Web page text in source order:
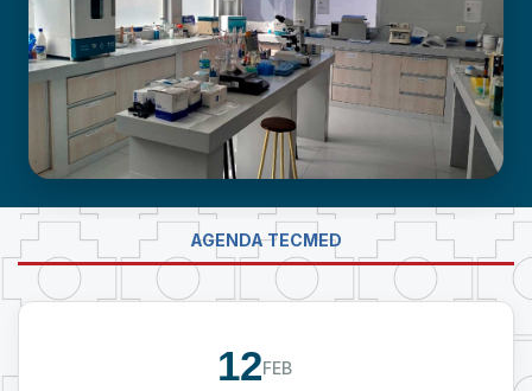
LABORATORIO DE INVESTIGACIÓN -
PROUMSA
AGENDA TECMED
12FEB